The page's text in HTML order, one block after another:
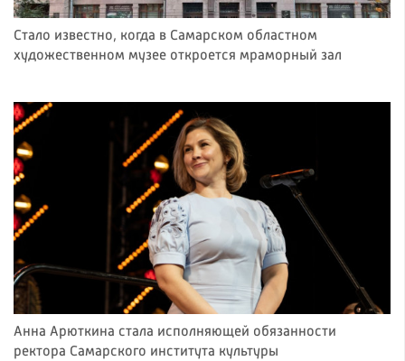
Стало известно, когда в Самарском областном
художественном музее откроется мраморный зал
Анна Арюткина стала исполняющей обязанности
ректора Самарского института культуры